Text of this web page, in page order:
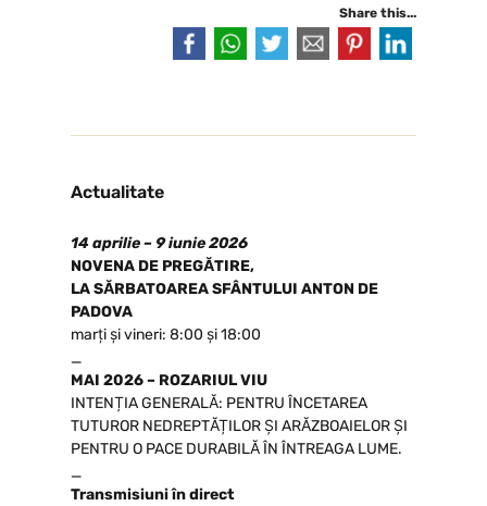
Share this...
Actualitate
14 aprilie – 9 iunie 2026
NOVENA DE PREGĂTIRE,
LA SĂRBATOAREA SFÂNTULUI ANTON DE
PADOVA
marți și vineri: 8:00 și 18:00
_
MAI 2026 – ROZARIUL VIU
INTENȚIA GENERALĂ: PENTRU ÎNCETAREA
TUTUROR NEDREPTĂȚILOR ȘI ARĂZBOAIELOR ȘI
PENTRU O PACE DURABILĂ ÎN ÎNTREAGA LUME.
_
Transmisiuni în direct